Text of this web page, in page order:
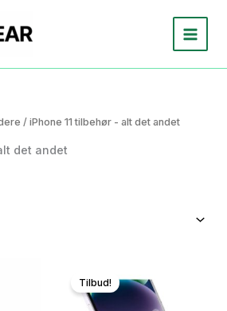
/ iPhone 11 tilbehør - alt det andet
det andet
Tilbud!